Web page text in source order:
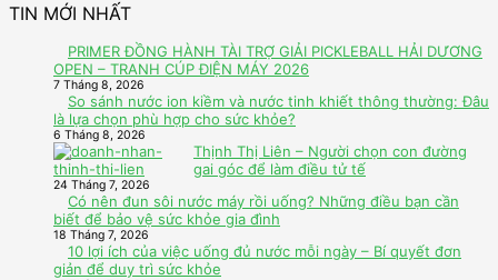
TIN MỚI NHẤT
PRIMER ĐỒNG HÀNH TÀI TRỢ GIẢI PICKLEBALL HẢI DƯƠNG
OPEN – TRANH CÚP ĐIỆN MÁY 2026
7 Tháng 8, 2026
So sánh nước ion kiềm và nước tinh khiết thông thường: Đâu
là lựa chọn phù hợp cho sức khỏe?
6 Tháng 8, 2026
Thịnh Thị Liên – Người chọn con đường
gai góc để làm điều tử tế
24 Tháng 7, 2026
Có nên đun sôi nước máy rồi uống? Những điều bạn cần
biết để bảo vệ sức khỏe gia đình
18 Tháng 7, 2026
10 lợi ích của việc uống đủ nước mỗi ngày – Bí quyết đơn
giản để duy trì sức khỏe